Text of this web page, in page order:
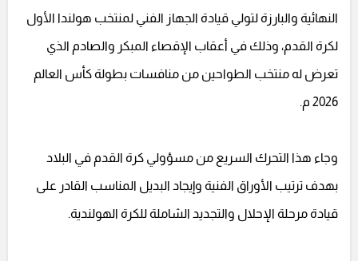
النهائية والبارزة لتولي قيادة الجهاز الفني لمنتخب هولندا الأول
لكرة القدم، وذلك في أعقاب الإقصاء المبكر والصادم الذي
تعرض له منتخب الطواحين من منافسات بطولة كأس العالم
2026 م.
وجاء هذا التحرك السريع من مسؤولي كرة القدم في البلاد
بهدف ترتيب الأوراق الفنية وإيجاد البديل المناسب القادر على
قيادة مرحلة الإحلال والتجديد الشاملة للكرة الهولندية.